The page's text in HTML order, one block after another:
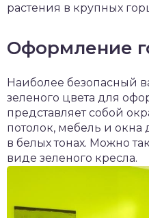
растения в крупных
Оформление
Наиболее безопасный
зеленого цвета для
представляет собой
потолок, мебель и
в белых тонах. Можно
виде зеленого кресла.